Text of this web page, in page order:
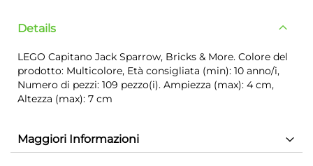
Details
LEGO Capitano Jack Sparrow, Bricks & More. Colore del
prodotto: Multicolore, Età consigliata (min): 10 anno/i,
Numero di pezzi: 109 pezzo(i). Ampiezza (max): 4 cm,
Altezza (max): 7 cm
Maggiori Informazioni